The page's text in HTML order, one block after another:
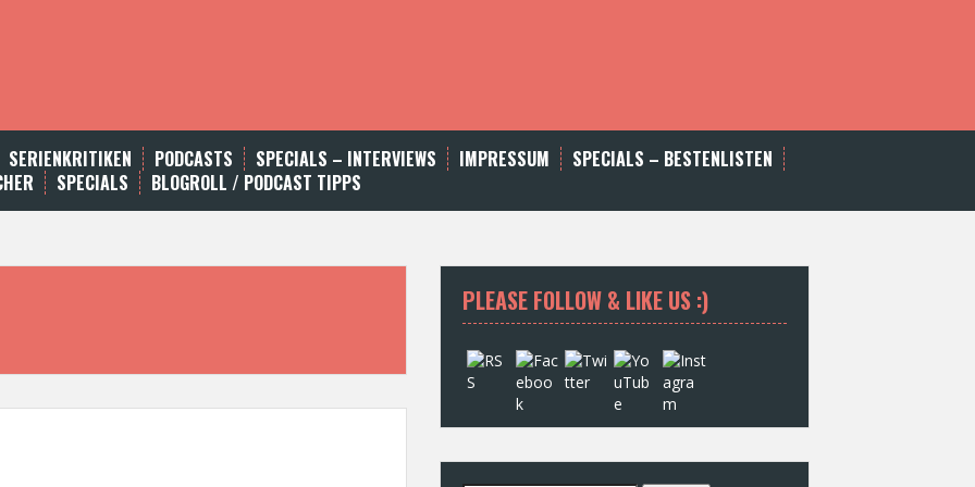
SERIENKRITIKEN PODCASTS SPECIALS – INTERVIEWS IMPRESSUM
SPECIALS – BESTENLISTEN
SPECIALS BLOGROLL / PODCAST TIPPS
PLEASE FOLLOW & LIKE US :)